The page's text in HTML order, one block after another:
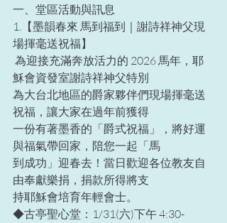
一、堂區活動與訊息
1.【墨韻春來 馬到福到｜謝詩祥神父現
場揮毫送祝福】
穌會資發室謝詩祥神父特別
為大台北地區的爵家夥伴們現場揮毫送
祝福，讓大家在過年前獲得
一份有著墨香的「爵式祝福」，將好運
與福氣帶回家，陪您一起「馬
到成功」迎春去！當日歡迎各位教友自
由奉獻樂捐，捐款所得將支
持耶穌會培育年輕會士。
◆古亭聖心堂：1/31(六)下午 4:30-